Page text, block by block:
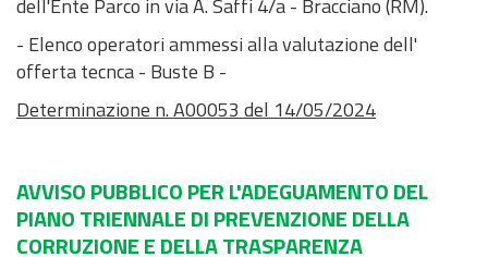
dell'Ente Parco in via A. Saffi 4/a - Bracciano (RM).
- Elenco operatori ammessi alla valutazione dell'
offerta tecnca - Buste B -
Determinazione n. A00053 del 14/05/2024
AVVISO PUBBLICO PER L'ADEGUAMENTO DEL
PIANO TRIENNALE DI PREVENZIONE DELLA
CORRUZIONE E DELLA TRASPARENZA